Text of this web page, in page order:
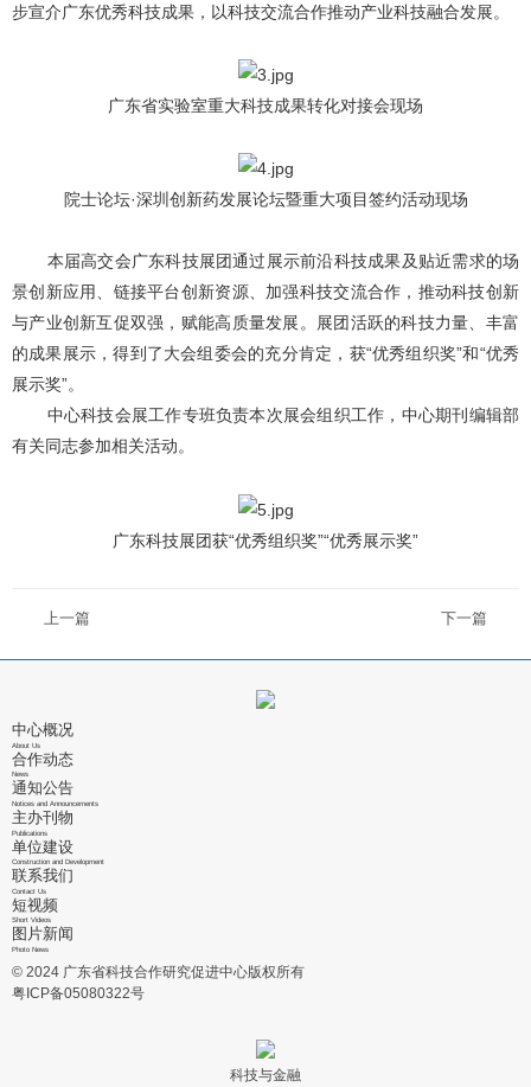
步宣介广东优秀科技成果，以科技交流合作推动产业科技融合发展。
广东省实验室重大科技成果转化对接会现场
院士论坛·深圳创新药发展论坛暨重大项目签约活动现场
本届高交会广东科技展团通过展示前沿科技成果及贴近需求的场
景创新应用、链接平台创新资源、加强科技交流合作，推动科技创新
与产业创新互促双强，赋能高质量发展。展团活跃的科技力量、丰富
的成果展示，得到了大会组委会的充分肯定，获“优秀组织奖”和“优秀
展示奖”。
中心科技会展工作专班负责本次展会组织工作，中心期刊编辑部
有关同志参加相关活动。
广东科技展团获“优秀组织奖”“优秀展示奖”
上一篇 下一篇
中心概况
About Us
合作动态
News
通知公告
Notices and Announcements
主办刊物
Publications
单位建设
Construction and Development
联系我们
Contact Us
短视频
Short Videos
图片新闻
Photo News
© 2024 广东省科技合作研究促进中心版权所有
粤ICP备05080322号
科技与金融